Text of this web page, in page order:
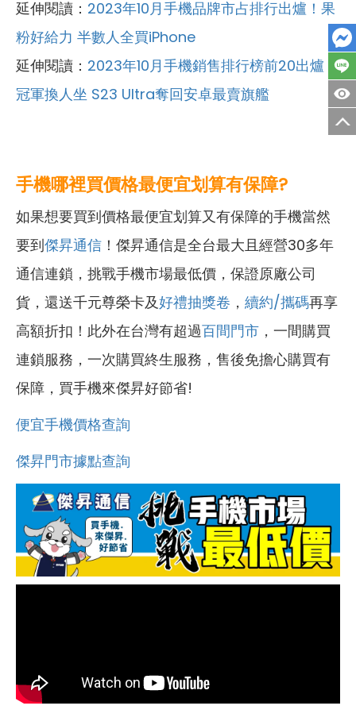
延伸閱讀： 2023年10月手機品牌市占排行出爐！果
粉好給力 半數人全買iPhone
延伸閱讀： 2023年10月手機銷售排行榜前20出爐！
冠軍換人坐 S23 Ultra奪回安卓最賣旗艦
手機哪裡買價格最便宜划算有保障?
如果想要買到價格最便宜划算又有保障的手機當然
要到傑昇通信 ！傑昇通信是全台最大且經營30多年
通信連鎖，挑戰手機市場最低價，保證原廠公司
貨，還送千元尊榮卡及好禮抽獎卷 ， 續約/攜碼再享
高額折扣！此外在台灣有超過百間門市 ，一間購買
連鎖服務，一次購買終生服務，售後免擔心購買有
保障，買手機來傑昇好節省!
便宜手機價格查詢
傑昇門市據點查詢